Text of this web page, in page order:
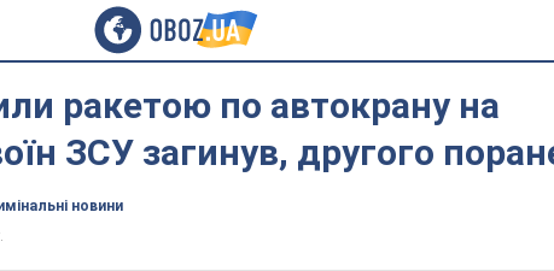
ракетою по автокрану на
ЗСУ загинув, другого
новини